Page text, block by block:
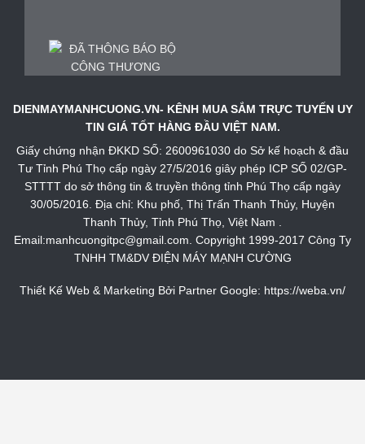
DIENMAYMANHCUONG.VN- KÊNH MUA SẮM TRỰC TUYẾN UY
TIN GIÁ TỐT HÀNG ĐẦU VIỆT NAM.
Giấy chứng nhận ĐKKD SỐ: 2600961030 do Sở kế hoạch & đầu
Tư Tỉnh Phú Thọ cấp ngày 27/5/2016 giây phép ICP SỐ 02/GP-
STTTT do sở thông tin & truyền thông tỉnh Phú Thọ cấp ngày
30/05/2016. Địa chỉ: Khu phố, Thị Trấn Thanh Thủy, Huyện
Thanh Thủy, Tỉnh Phú Thọ, Việt Nam .
Email:manhcuongitpc@gmail.com. Copyright 1999-2017 Công Ty
TNHH TM&DV ĐIỆN MÁY MẠNH CƯỜNG
Thiết Kế Web & Marketing Bởi Partner Google: https://weba.vn/